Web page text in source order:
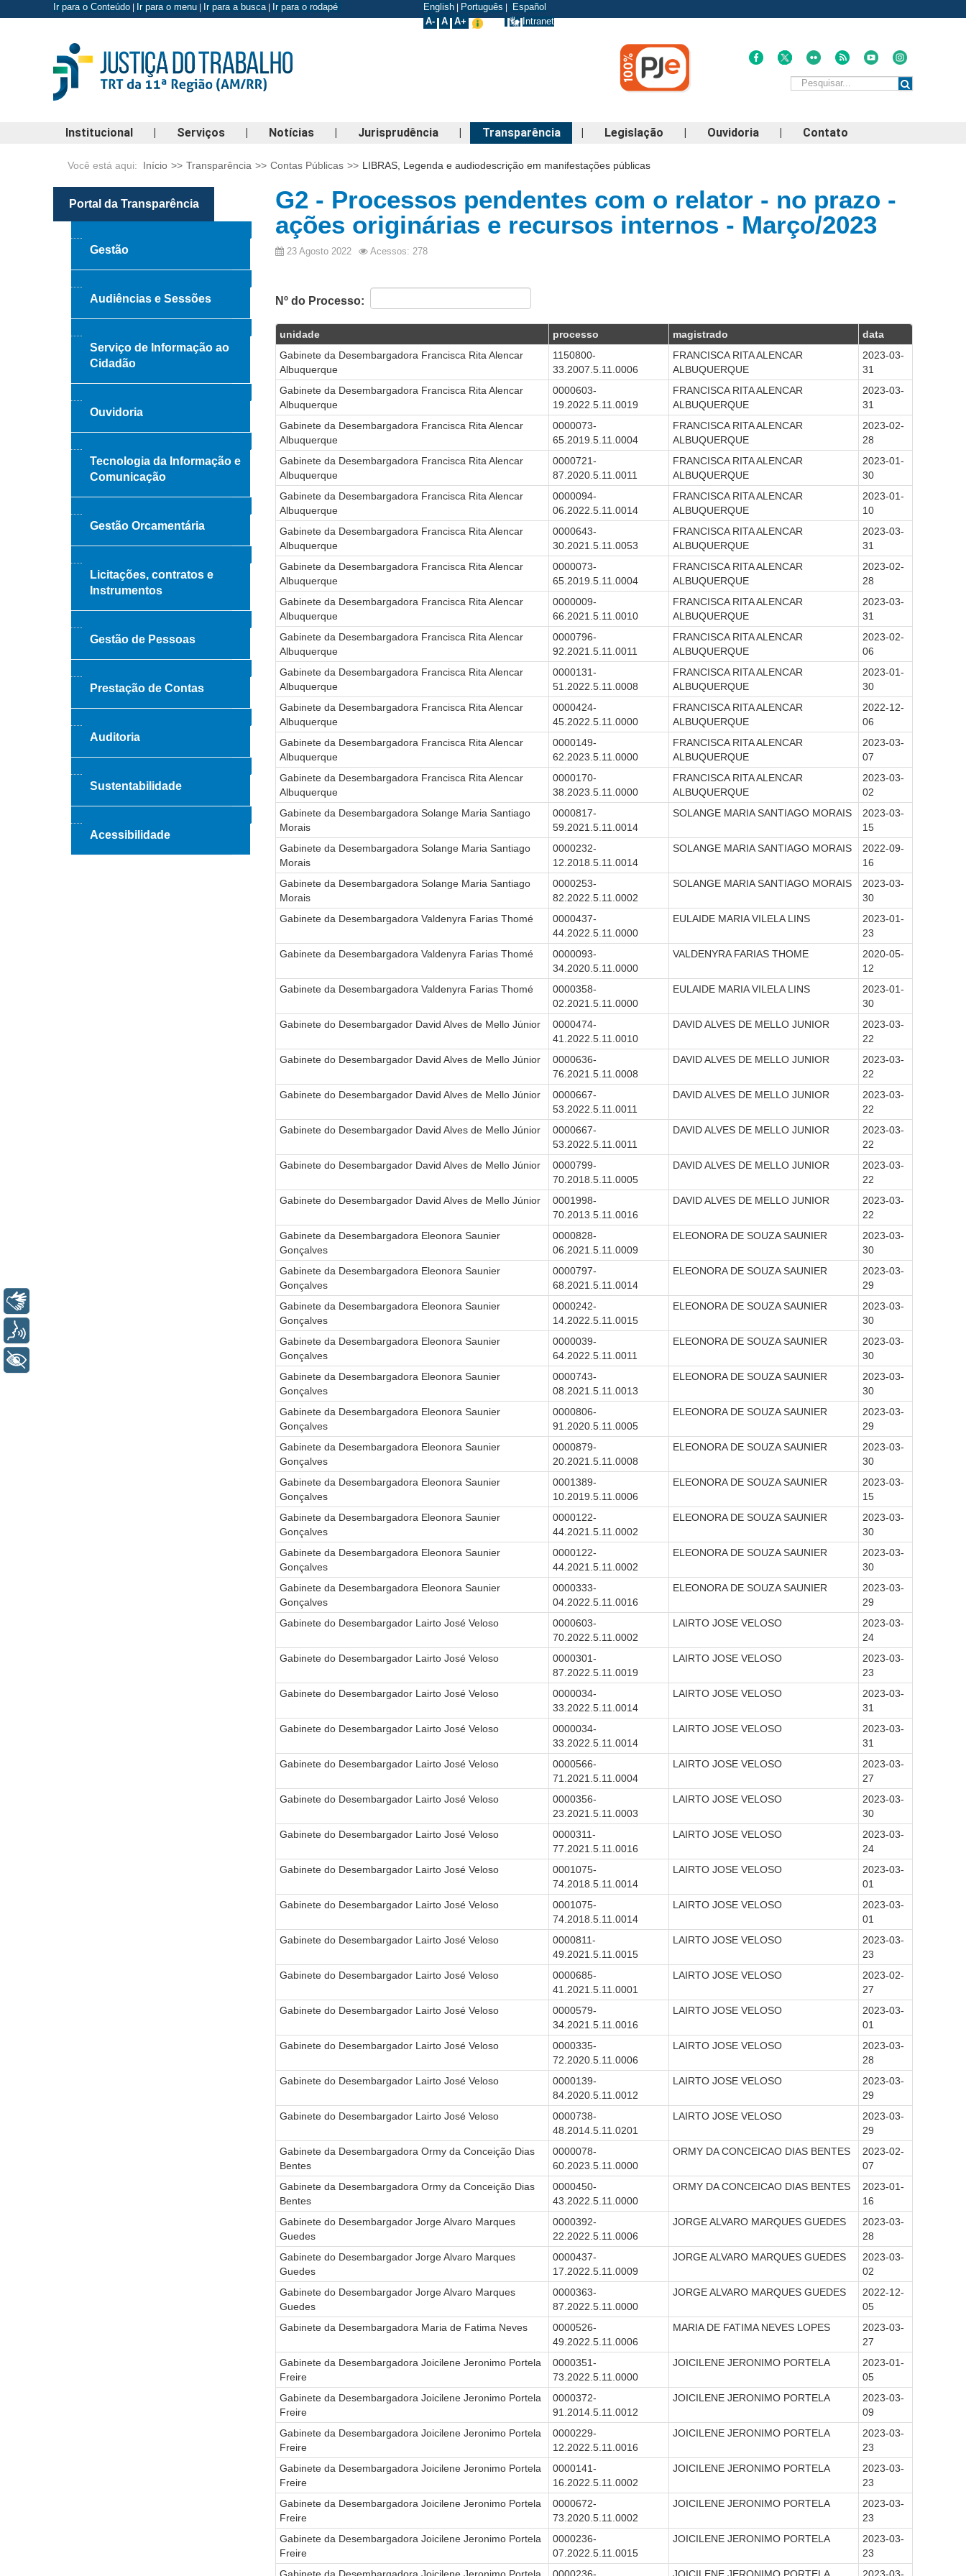
Ir para o Conteúdo Ir para o menu Ir para a busca| Ir para o rodapé English Português
Español
A- A A+ Intranet
Institucional | Serviços | Notícias | Jurisprudência | Transparência | Legislação | Ouvidoria | Contato
Você está aqui: Início >> Transparência >> Contas Públicas >> LIBRAS, Legenda e audiodescrição em manifestações públicas
G2 - Processos pendentes com o relator - no prazo -
ações originárias e recursos internos - Março/2023
23 Agosto 2022 Acessos: 278
Nº do Processo:
unidade processo magistrado
data
Gabinete da Desembargadora Francisca Rita Alencar
Albuquerque
1150800-
33.2007.5.11.0006
FRANCISCA RITA ALENCAR
ALBUQUERQUE
2023-03-
31
Gabinete da Desembargadora Francisca Rita Alencar
Albuquerque
0000603-
19.2022.5.11.0019
FRANCISCA RITA ALENCAR
ALBUQUERQUE
2023-03-
31
Gabinete da Desembargadora Francisca Rita Alencar
Albuquerque
0000073-
65.2019.5.11.0004
FRANCISCA RITA ALENCAR
ALBUQUERQUE
2023-02-
28
Gabinete da Desembargadora Francisca Rita Alencar
Albuquerque
0000721-
87.2020.5.11.0011
FRANCISCA RITA ALENCAR
ALBUQUERQUE
2023-01-
30
Gabinete da Desembargadora Francisca Rita Alencar
Albuquerque
0000094-
06.2022.5.11.0014
FRANCISCA RITA ALENCAR
ALBUQUERQUE
2023-01-
10
Gabinete da Desembargadora Francisca Rita Alencar
Albuquerque
0000643-
30.2021.5.11.0053
FRANCISCA RITA ALENCAR
ALBUQUERQUE
2023-03-
31
Gabinete da Desembargadora Francisca Rita Alencar
Albuquerque
0000073-
65.2019.5.11.0004
FRANCISCA RITA ALENCAR
ALBUQUERQUE
2023-02-
28
Gabinete da Desembargadora Francisca Rita Alencar
Albuquerque
0000009-
66.2021.5.11.0010
FRANCISCA RITA ALENCAR
ALBUQUERQUE
2023-03-
31
Gabinete da Desembargadora Francisca Rita Alencar
Albuquerque
0000796-
92.2021.5.11.0011
FRANCISCA RITA ALENCAR
ALBUQUERQUE
2023-02-
06
Gabinete da Desembargadora Francisca Rita Alencar
Albuquerque
0000131-
51.2022.5.11.0008
FRANCISCA RITA ALENCAR
ALBUQUERQUE
2023-01-
30
Gabinete da Desembargadora Francisca Rita Alencar
Albuquerque
0000424-
45.2022.5.11.0000
FRANCISCA RITA ALENCAR
ALBUQUERQUE
2022-12-
06
Gabinete da Desembargadora Francisca Rita Alencar
Albuquerque
0000149-
62.2023.5.11.0000
FRANCISCA RITA ALENCAR
ALBUQUERQUE
2023-03-
07
Gabinete da Desembargadora Francisca Rita Alencar
Albuquerque
0000170-
38.2023.5.11.0000
FRANCISCA RITA ALENCAR
ALBUQUERQUE
2023-03-
02
Gabinete da Desembargadora Solange Maria Santiago
Morais
0000817-
59.2021.5.11.0014
SOLANGE MARIA SANTIAGO MORAIS
2023-03-
15
Gabinete da Desembargadora Solange Maria Santiago
Morais
0000232-
12.2018.5.11.0014
SOLANGE MARIA SANTIAGO MORAIS
2022-09-
16
Gabinete da Desembargadora Solange Maria Santiago
Morais
0000253-
82.2022.5.11.0002
SOLANGE MARIA SANTIAGO MORAIS
2023-03-
30
Gabinete da Desembargadora Valdenyra Farias Thomé
0000437-
44.2022.5.11.0000
EULAIDE MARIA VILELA LINS
2023-01-
23
Gabinete da Desembargadora Valdenyra Farias Thomé
0000093-
34.2020.5.11.0000
VALDENYRA FARIAS THOME
2020-05-
12
Gabinete da Desembargadora Valdenyra Farias Thomé
0000358-
02.2021.5.11.0000
EULAIDE MARIA VILELA LINS
2023-01-
30
Gabinete do Desembargador David Alves de Mello Júnior
0000474-
41.2022.5.11.0010
DAVID ALVES DE MELLO JUNIOR
2023-03-
22
Gabinete do Desembargador David Alves de Mello Júnior
0000636-
76.2021.5.11.0008
DAVID ALVES DE MELLO JUNIOR
2023-03-
22
Gabinete do Desembargador David Alves de Mello Júnior
0000667-
53.2022.5.11.0011
DAVID ALVES DE MELLO JUNIOR
2023-03-
22
Gabinete do Desembargador David Alves de Mello Júnior
0000667-
53.2022.5.11.0011
DAVID ALVES DE MELLO JUNIOR
2023-03-
22
Gabinete do Desembargador David Alves de Mello Júnior
0000799-
70.2018.5.11.0005
DAVID ALVES DE MELLO JUNIOR
2023-03-
22
Gabinete do Desembargador David Alves de Mello Júnior
0001998-
70.2013.5.11.0016
DAVID ALVES DE MELLO JUNIOR
2023-03-
22
Gabinete da Desembargadora Eleonora Saunier
Gonçalves
0000828-
06.2021.5.11.0009
ELEONORA DE SOUZA SAUNIER
2023-03-
30
Gabinete da Desembargadora Eleonora Saunier
Gonçalves
0000797-
68.2021.5.11.0014
ELEONORA DE SOUZA SAUNIER
2023-03-
29
Gabinete da Desembargadora Eleonora Saunier
Gonçalves
0000242-
14.2022.5.11.0015
ELEONORA DE SOUZA SAUNIER
2023-03-
30
Gabinete da Desembargadora Eleonora Saunier
Gonçalves
0000039-
64.2022.5.11.0011
ELEONORA DE SOUZA SAUNIER
2023-03-
30
Gabinete da Desembargadora Eleonora Saunier
Gonçalves
0000743-
08.2021.5.11.0013
ELEONORA DE SOUZA SAUNIER
2023-03-
30
Gabinete da Desembargadora Eleonora Saunier
Gonçalves
0000806-
91.2020.5.11.0005
ELEONORA DE SOUZA SAUNIER
2023-03-
29
Gabinete da Desembargadora Eleonora Saunier
Gonçalves
0000879-
20.2021.5.11.0008
ELEONORA DE SOUZA SAUNIER
2023-03-
30
Gabinete da Desembargadora Eleonora Saunier
Gonçalves
0001389-
10.2019.5.11.0006
ELEONORA DE SOUZA SAUNIER
2023-03-
15
Gabinete da Desembargadora Eleonora Saunier
Gonçalves
0000122-
44.2021.5.11.0002
ELEONORA DE SOUZA SAUNIER
2023-03-
30
Gabinete da Desembargadora Eleonora Saunier
Gonçalves
0000122-
44.2021.5.11.0002
ELEONORA DE SOUZA SAUNIER
2023-03-
30
Gabinete da Desembargadora Eleonora Saunier
Gonçalves
0000333-
04.2022.5.11.0016
ELEONORA DE SOUZA SAUNIER
2023-03-
29
Gabinete do Desembargador Lairto José Veloso
0000603-
70.2022.5.11.0002
LAIRTO JOSE VELOSO
2023-03-
24
Gabinete do Desembargador Lairto José Veloso
0000301-
87.2022.5.11.0019
LAIRTO JOSE VELOSO
2023-03-
23
Gabinete do Desembargador Lairto José Veloso
0000034-
33.2022.5.11.0014
LAIRTO JOSE VELOSO
2023-03-
31
Gabinete do Desembargador Lairto José Veloso
0000034-
33.2022.5.11.0014
LAIRTO JOSE VELOSO
2023-03-
31
Gabinete do Desembargador Lairto José Veloso
0000566-
71.2021.5.11.0004
LAIRTO JOSE VELOSO
2023-03-
27
Gabinete do Desembargador Lairto José Veloso
0000356-
23.2021.5.11.0003
LAIRTO JOSE VELOSO
2023-03-
30
Gabinete do Desembargador Lairto José Veloso
0000311-
77.2021.5.11.0016
LAIRTO JOSE VELOSO
2023-03-
24
Gabinete do Desembargador Lairto José Veloso
0001075-
74.2018.5.11.0014
LAIRTO JOSE VELOSO
2023-03-
01
Gabinete do Desembargador Lairto José Veloso
0001075-
74.2018.5.11.0014
LAIRTO JOSE VELOSO
2023-03-
01
Gabinete do Desembargador Lairto José Veloso
0000811-
49.2021.5.11.0015
LAIRTO JOSE VELOSO
2023-03-
23
Gabinete do Desembargador Lairto José Veloso
0000685-
41.2021.5.11.0001
LAIRTO JOSE VELOSO
2023-02-
27
Gabinete do Desembargador Lairto José Veloso
0000579-
34.2021.5.11.0016
LAIRTO JOSE VELOSO
2023-03-
01
Gabinete do Desembargador Lairto José Veloso
0000335-
72.2020.5.11.0006
LAIRTO JOSE VELOSO
2023-03-
28
Gabinete do Desembargador Lairto José Veloso
0000139-
84.2020.5.11.0012
LAIRTO JOSE VELOSO
2023-03-
29
Gabinete do Desembargador Lairto José Veloso
0000738-
48.2014.5.11.0201
LAIRTO JOSE VELOSO
2023-03-
29
Gabinete da Desembargadora Ormy da Conceição Dias
Bentes
0000078-
60.2023.5.11.0000
ORMY DA CONCEICAO DIAS BENTES
2023-02-
07
Gabinete da Desembargadora Ormy da Conceição Dias
Bentes
0000450-
43.2022.5.11.0000
ORMY DA CONCEICAO DIAS BENTES
2023-01-
16
Gabinete do Desembargador Jorge Alvaro Marques
Guedes
0000392-
22.2022.5.11.0006
JORGE ALVARO MARQUES GUEDES
2023-03-
28
Gabinete do Desembargador Jorge Alvaro Marques
Guedes
0000437-
17.2022.5.11.0009
JORGE ALVARO MARQUES GUEDES
2023-03-
02
Gabinete do Desembargador Jorge Alvaro Marques
Guedes
0000363-
87.2022.5.11.0000
JORGE ALVARO MARQUES GUEDES
2022-12-
05
Gabinete da Desembargadora Maria de Fatima Neves
0000526-
49.2022.5.11.0006
MARIA DE FATIMA NEVES LOPES
2023-03-
27
Gabinete da Desembargadora Joicilene Jeronimo Portela
Freire
0000351-
73.2022.5.11.0000
JOICILENE JERONIMO PORTELA
2023-01-
05
Gabinete da Desembargadora Joicilene Jeronimo Portela
Freire
0000372-
91.2014.5.11.0012
JOICILENE JERONIMO PORTELA
2023-03-
09
Gabinete da Desembargadora Joicilene Jeronimo Portela
Freire
0000229-
12.2022.5.11.0016
JOICILENE JERONIMO PORTELA
2023-03-
23
Gabinete da Desembargadora Joicilene Jeronimo Portela
Freire
0000141-
16.2022.5.11.0002
JOICILENE JERONIMO PORTELA
2023-03-
23
Gabinete da Desembargadora Joicilene Jeronimo Portela
Freire
0000672-
73.2020.5.11.0002
JOICILENE JERONIMO PORTELA
2023-03-
23
Gabinete da Desembargadora Joicilene Jeronimo Portela
Freire
0000236-
07.2022.5.11.0015
JOICILENE JERONIMO PORTELA
2023-03-
23
Portal da Transparência
Gestão
Audiências e Sessões
Serviço de Informação ao
Cidadão
Ouvidoria
Tecnologia da Informação e
Comunicação
Gestão Orcamentária
Licitações, contratos e
Instrumentos
Gestão de Pessoas
Prestação de Contas
Auditoria
Sustentabilidade
Acessibilidade